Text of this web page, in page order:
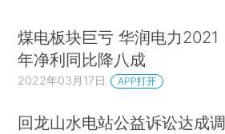
煤电板块巨亏 华润电力2021
年净利同比降八成
2022年03月17日 APP打开
回龙山水电站公益诉讼达成调